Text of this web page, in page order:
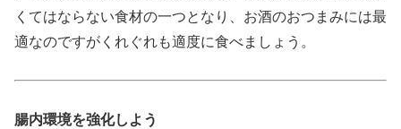
くてはならない食材の一つとなり、お酒のおつまみには最
適なのですがくれぐれも適度に食べましょう。
腸内環境を強化しよう